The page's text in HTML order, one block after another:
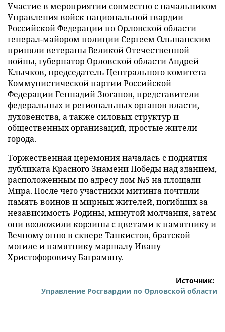
Участие в мероприятии совместно с начальником
Управления войск национальной гвардии
Российской Федерации по Орловской области
генерал-майором полиции Сергеем Ольшанским
приняли ветераны Великой Отечественной
войны, губернатор Орловской области Андрей
Клычков, председатель Центрального комитета
Коммунистической партии Российской
Федерации Геннадий Зюганов, представители
федеральных и региональных органов власти,
духовенства, а также силовых структур и
общественных организаций, простые жители
города.
Торжественная церемония началась с поднятия
дубликата Красного Знамени Победы над зданием,
расположенным по адресу дом №5 на площади
Мира. После чего участники митинга почтили
память воинов и мирных жителей, погибших за
независимость Родины, минутой молчания, затем
они возложили корзины с цветами к памятнику и
Вечному огню в сквере Танкистов, братской
могиле и памятнику маршалу Ивану
Христофоровичу Баграмяну.
Источник:
Управление Росгвардии по Орловской области